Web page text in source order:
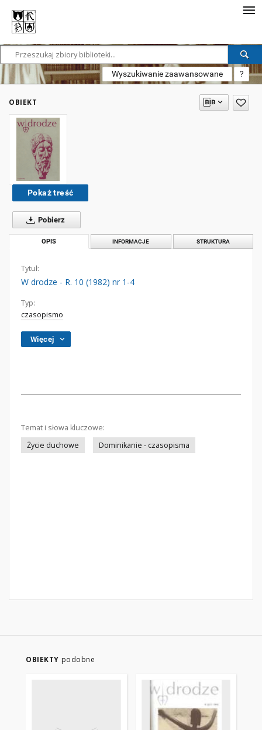
Wyszukiwanie zaawansowane ?
OBIEKT
Pokaż treść
Pobierz
OPIS INFORMACJE STRUKTURA
Tytuł:
W drodze - R. 10 (1982) nr 1-4
Typ:
czasopismo
Więcej
Temat i słowa kluczowe:
Życie duchowe
Dominikanie - czasopisma
OBIEKTY podobne